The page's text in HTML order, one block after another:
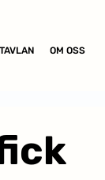
OM OSS